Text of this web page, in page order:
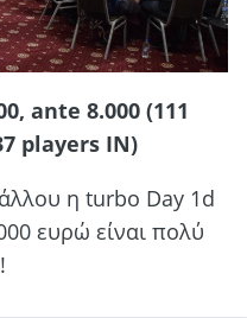
ante 8.000 (111
players IN)
η turbo Day 1d
ευρώ είναι πολύ